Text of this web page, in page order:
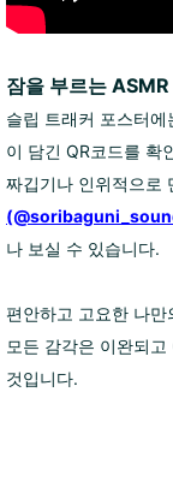
잠을 부르는 ASMR
슬립 트래커 포스터
이 담긴 QR코드를 확
짜깁기나 인위적으로
나 보실 수 있습니다.
편안하고 고요한 나
모든 감각은 이완되
것입니다.